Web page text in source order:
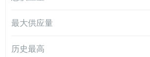
最大供应量
历史最高